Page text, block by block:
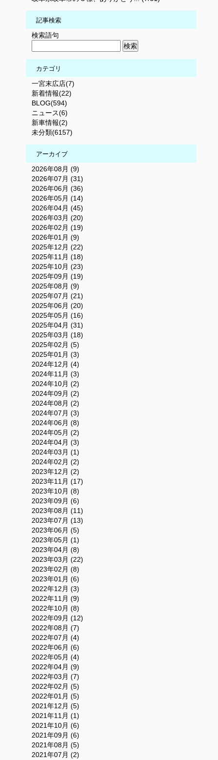
記事検索
検索語句
カテゴリ
一宮末広店(7)
新着情報(22)
BLOG(594)
ニュース(6)
新車情報(2)
未分類(6157)
アーカイブ
2026年08月 (9)
2026年07月 (31)
2026年06月 (36)
2026年05月 (14)
2026年04月 (45)
2026年03月 (20)
2026年02月 (19)
2026年01月 (9)
2025年12月 (22)
2025年11月 (18)
2025年10月 (23)
2025年09月 (19)
2025年08月 (9)
2025年07月 (21)
2025年06月 (20)
2025年05月 (16)
2025年04月 (31)
2025年03月 (18)
2025年02月 (5)
2025年01月 (3)
2024年12月 (4)
2024年11月 (3)
2024年10月 (2)
2024年09月 (2)
2024年08月 (2)
2024年07月 (3)
2024年06月 (8)
2024年05月 (2)
2024年04月 (3)
2024年03月 (1)
2024年02月 (2)
2023年12月 (2)
2023年11月 (17)
2023年10月 (8)
2023年09月 (6)
2023年08月 (11)
2023年07月 (13)
2023年06月 (5)
2023年05月 (1)
2023年04月 (8)
2023年03月 (22)
2023年02月 (8)
2023年01月 (6)
2022年12月 (3)
2022年11月 (9)
2022年10月 (8)
2022年09月 (12)
2022年08月 (7)
2022年07月 (4)
2022年06月 (6)
2022年05月 (4)
2022年04月 (9)
2022年03月 (7)
2022年02月 (5)
2022年01月 (5)
2021年12月 (5)
2021年11月 (1)
2021年10月 (6)
2021年09月 (6)
2021年08月 (5)
2021年07月 (2)